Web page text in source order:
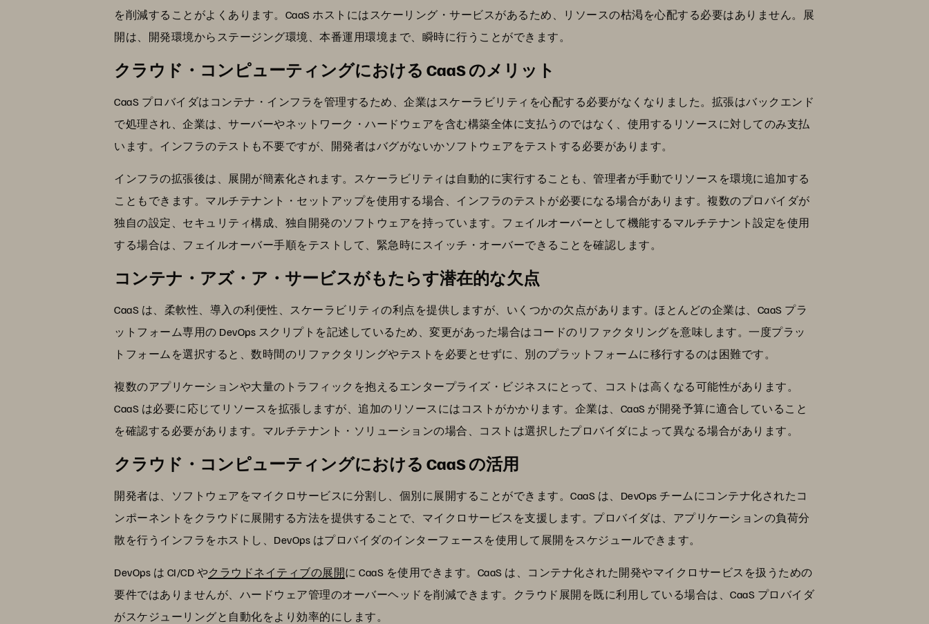
を削減することがよくあります。CaaS ホストにはスケーリング・サービスがあるため、リソースの枯渇を心配する必要はありません。展
開は、開発環境からステージング環境、本番運用環境まで、瞬時に行うことができます。
クラウド・コンピューティングにおける CaaS のメリット
CaaS プロバイダはコンテナ・インフラを管理するため、企業はスケーラビリティを心配する必要がなくなりました。拡張はバックエンド
で処理され、企業は、サーバーやネットワーク・ハードウェアを含む構築全体に支払うのではなく、使用するリソースに対してのみ支払
います。インフラのテストも不要ですが、開発者はバグがないかソフトウェアをテストする必要があります。
インフラの拡張後は、展開が簡素化されます。スケーラビリティは自動的に実行することも、管理者が手動でリソースを環境に追加する
こともできます。マルチテナント・セットアップを使用する場合、インフラのテストが必要になる場合があります。複数のプロバイダが
独自の設定、セキュリティ構成、独自開発のソフトウェアを持っています。フェイルオーバーとして機能するマルチテナント設定を使用
する場合は、フェイルオーバー手順をテストして、緊急時にスイッチ・オーバーできることを確認します。
コンテナ・アズ・ア・サービスがもたらす潜在的な欠点
CaaS は、柔軟性、導入の利便性、スケーラビリティの利点を提供しますが、いくつかの欠点があります。ほとんどの企業は、CaaS プラ
ットフォーム専用の DevOps スクリプトを記述しているため、変更があった場合はコードのリファクタリングを意味します。一度プラッ
トフォームを選択すると、数時間のリファクタリングやテストを必要とせずに、別のプラットフォームに移行するのは困難です。
複数のアプリケーションや大量のトラフィックを抱えるエンタープライズ・ビジネスにとって、コストは高くなる可能性があります。
CaaS は必要に応じてリソースを拡張しますが、追加のリソースにはコストがかかります。企業は、CaaS が開発予算に適合していること
を確認する必要があります。マルチテナント・ソリューションの場合、コストは選択したプロバイダによって異なる場合があります。
クラウド・コンピューティングにおける CaaS の活用
開発者は、ソフトウェアをマイクロサービスに分割し、個別に展開することができます。CaaS は、DevOps チームにコンテナ化されたコ
ンポーネントをクラウドに展開する方法を提供することで、マイクロサービスを支援します。プロバイダは、アプリケーションの負荷分
散を行うインフラをホストし、DevOps はプロバイダのインターフェースを使用して展開をスケジュールできます。
DevOps は CI/CD やクラウドネイティブの展開に CaaS を使用できます。CaaS は、コンテナ化された開発やマイクロサービスを扱うための
要件ではありませんが、ハードウェア管理のオーバーヘッドを削減できます。クラウド展開を既に利用している場合は、CaaS プロバイダ
がスケジューリングと自動化をより効率的にします。